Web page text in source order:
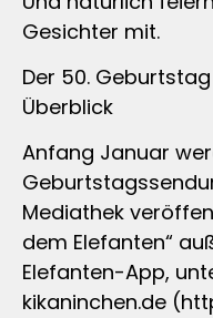
Gesichter mit.
Der 50.
Überblick
Anfang Januar
Mediathek
dem Elefanten“
Elefanten-App,
kikaninchen.de